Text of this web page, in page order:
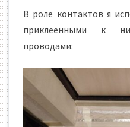
В роле контактов я
приклеенными к
проводами: